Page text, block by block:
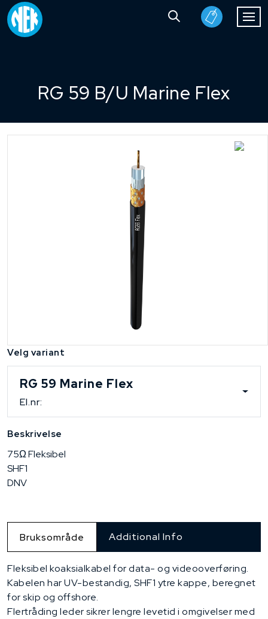
RG 59 B/U Marine Flex
Velg variant
RG 59 Marine Flex
El.nr:
Beskrivelse
75Ω Fleksibel
SHF1
DNV
Bruksområde Additional Info
Fleksibel koaksialkabel for data- og videooverføring.
Kabelen har UV-bestandig, SHF1 ytre kappe, beregnet
for skip og offshore.
Flertråding leder sikrer lengre levetid i omgivelser med